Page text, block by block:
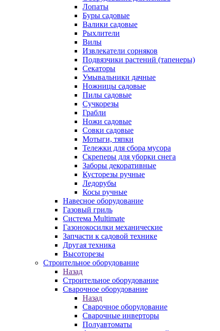
Лопаты
Буры садовые
Валики садовые
Рыхлители
Вилы
Извлекатели сорняков
Подвязчики растений (тапенеры)
Секаторы
Умывальники дачные
Ножницы садовые
Пилы садовые
Сучкорезы
Грабли
Ножи садовые
Совки садовые
Мотыги, тяпки
Тележки для сбора мусора
Скреперы для уборки снега
Заборы декоративные
Кусторезы ручные
Ледорубы
Косы ручные
Навесное оборудование
Газовый гриль
Система Multimate
Газонокосилки механические
Запчасти к садовой технике
Другая техника
Высоторезы
Строительное оборудование
Назад
Строительное оборудование
Сварочное оборудование
Назад
Сварочное оборудование
Сварочные инверторы
Полуавтоматы